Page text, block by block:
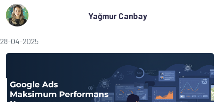
Yağmur Canbay
28-04-2025